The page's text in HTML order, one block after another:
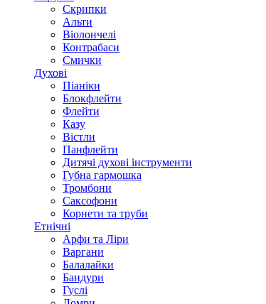
Скрипки
Альти
Віолончелі
Контрабаси
Смички
Духові
Піаніки
Блокфлейти
Флейти
Казу
Вістли
Панфлейти
Дитячі духові інструменти
Губна гармошка
Тромбони
Саксофони
Корнети та труби
Етнічні
Арфи та Ліри
Варгани
Балалайки
Бандури
Гуслі